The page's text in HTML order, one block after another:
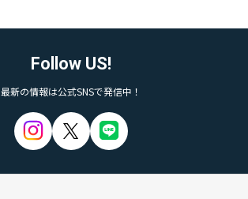
Follow US!
最新の情報は公式SNSで発信中！